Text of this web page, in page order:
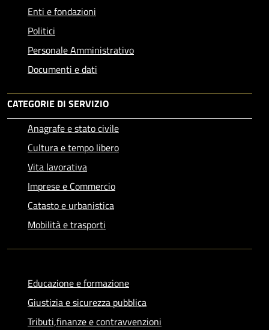
Enti e fondazioni
Politici
Personale Amministrativo
Documenti e dati
CATEGORIE DI SERVIZIO
Anagrafe e stato civile
Cultura e tempo libero
Vita lavorativa
Imprese e Commercio
Catasto e urbanistica
Mobilità e trasporti
Educazione e formazione
Giustizia e sicurezza pubblica
Tributi,finanze e contravvenzioni